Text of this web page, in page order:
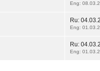
Eng:
Ru:
Eng:
Ru:
Eng: